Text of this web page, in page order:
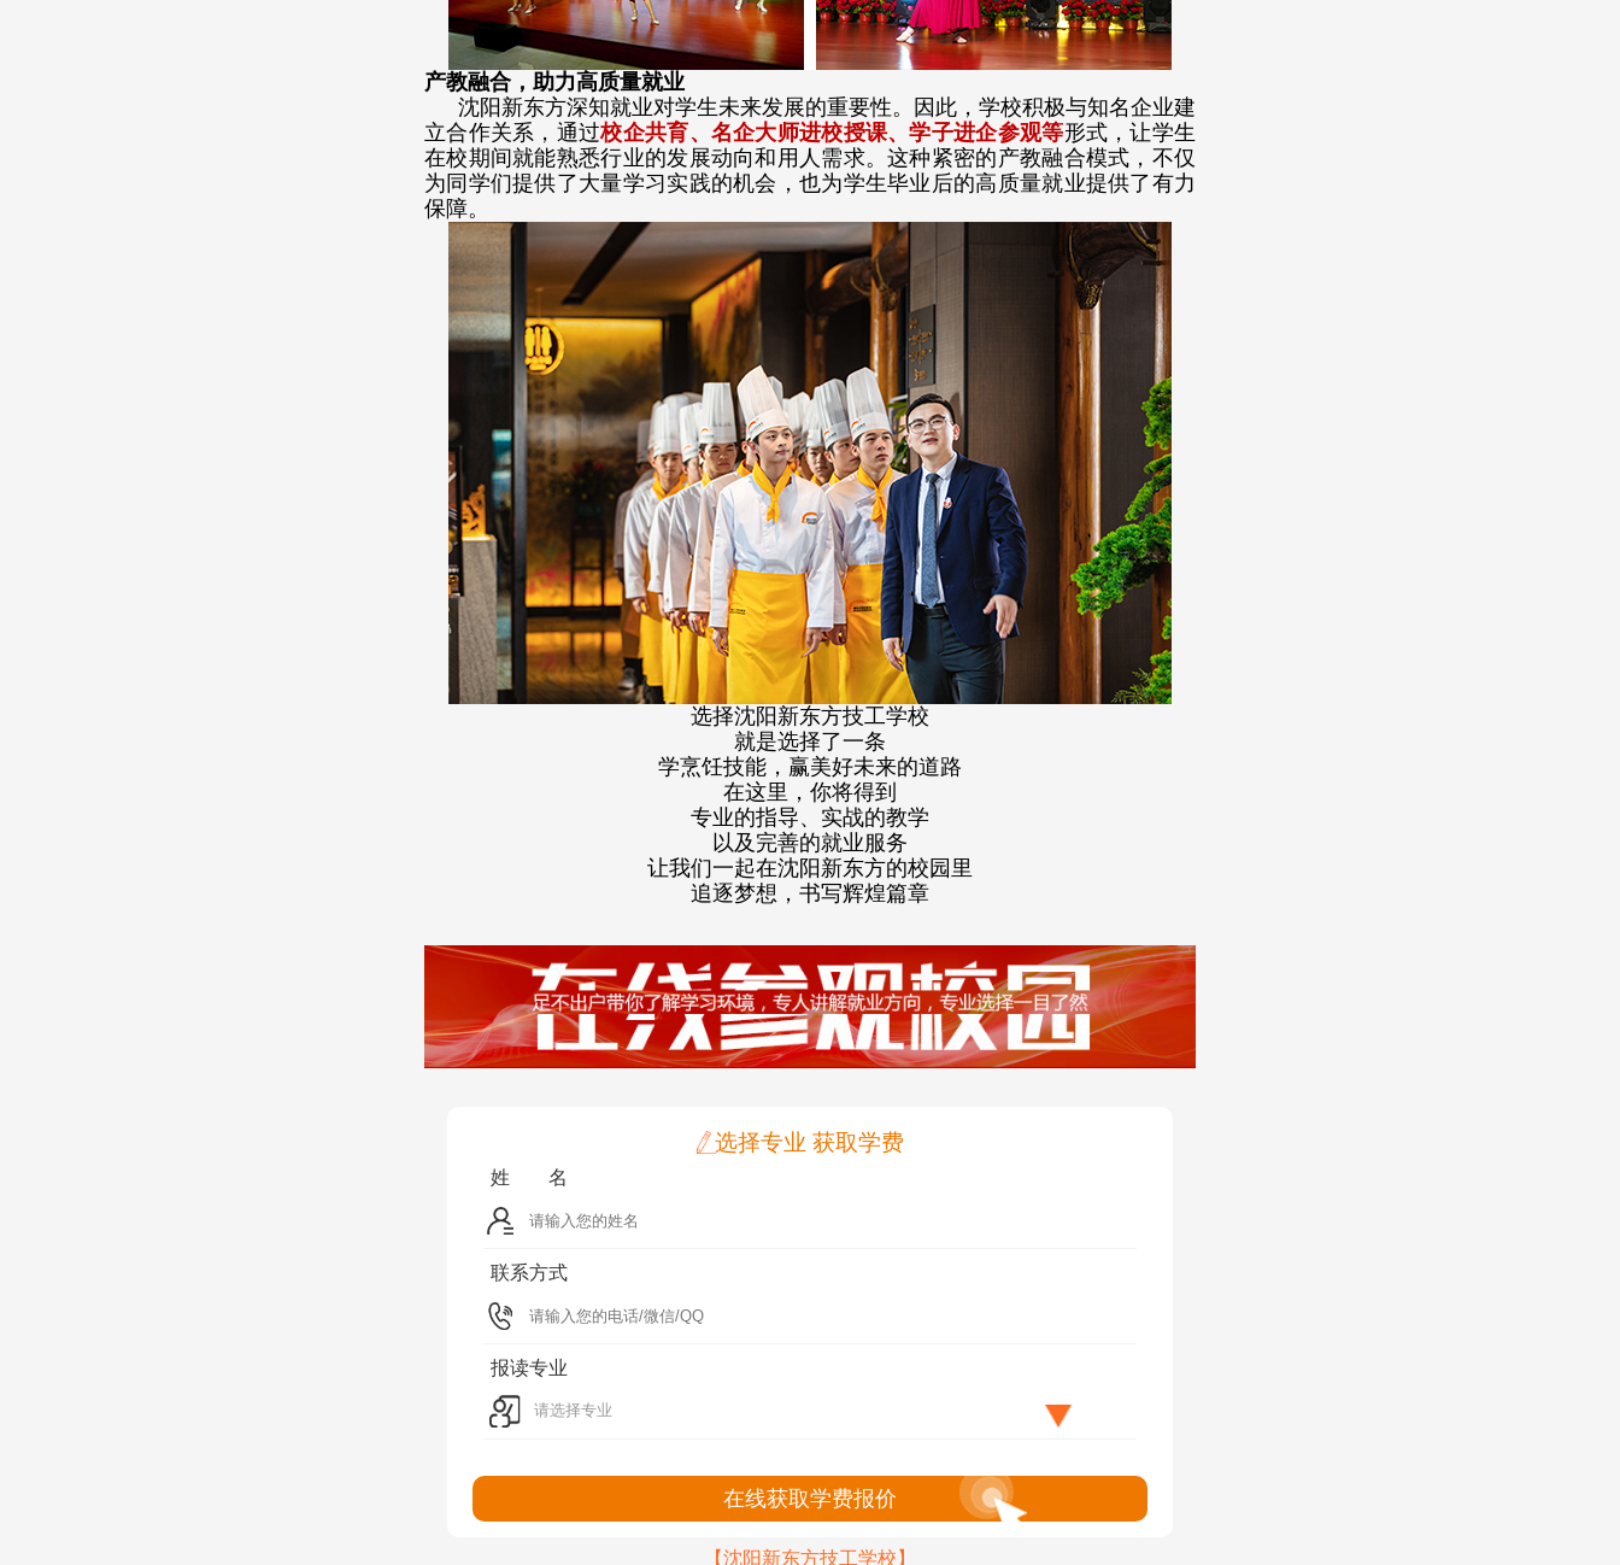
产教融合，助力高质量就业
沈阳新东方深知就业对学生未来发展的重要性。因此，学校积极与知名企业建
立合作关系，通过校企共育、名企大师进校授课、学子进企参观等形式，让学生
在校期间就能熟悉行业的发展动向和用人需求。这种紧密的产教融合模式，不仅
为同学们提供了大量学习实践的机会，也为学生毕业后的高质量就业提供了有力
保障。
选择沈阳新东方技工学校
就是选择了一条
学烹饪技能，赢美好未来的道路
在这里，你将得到
专业的指导、实战的教学
以及完善的就业服务
让我们一起在沈阳新东方的校园里
追逐梦想，书写辉煌篇章
选择专业 获取学费
姓 名
联系方式
报读专业
在线获取学费报价
【沈阳新东方技工学校】